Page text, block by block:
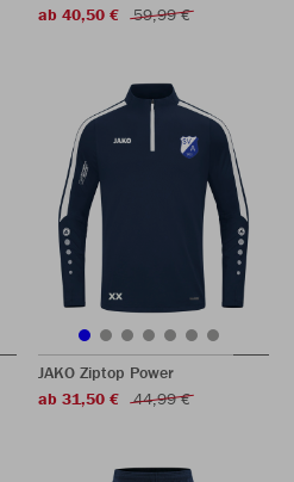
ab 40,50 €
59,99 €
JAKO Ziptop Power
ab 31,50 €
44,99 €